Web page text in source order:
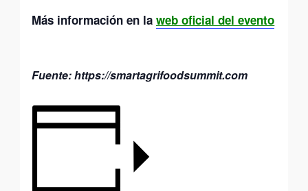
Más información en laweb oficial del evento
Fuente: https://smartagrifoodsummit.com